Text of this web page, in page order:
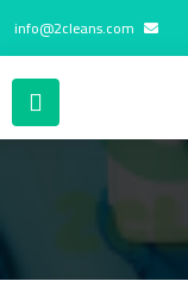
info@2cleans.com